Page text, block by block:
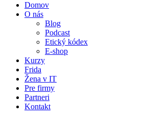
Domov
O nás
Blog
Podcast
Etický kódex
E-shop
Kurzy
Frida
Žena v IT
Pre firmy
Partneri
Kontakt